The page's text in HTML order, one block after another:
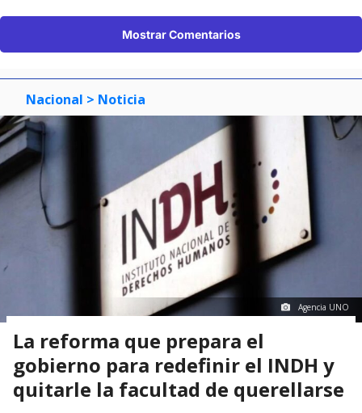
Mostrar Comentarios
Nacional > Noticia
Agencia UNO
La reforma que prepara el
gobierno para redefinir el INDH y
quitarle la facultad de querellarse